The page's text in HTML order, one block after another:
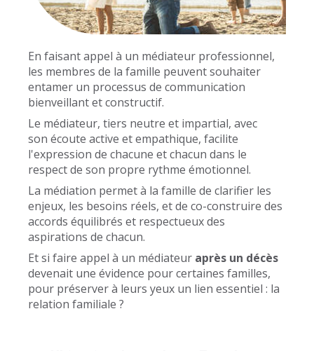
En faisant appel à un médiateur professionnel,
les membres de la famille peuvent souhaiter
entamer un processus de communication
bienveillant et constructif.
Le médiateur, tiers neutre et impartial, avec
son écoute active et empathique, facilite
l'expression de chacune et chacun dans le
respect de son propre rythme émotionnel.
La médiation permet à la famille de clarifier les
enjeux, les besoins réels, et de co-construire des
accords équilibrés et respectueux des
aspirations de chacun.
Et si faire appel à un médiateur après un décès
devenait une évidence pour certaines familles,
pour préserver à leurs yeux un lien essentiel : la
relation familiale ?